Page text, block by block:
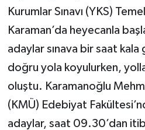
Kurumlar Sınavı (YKS)
Karaman’da heyecanla
adaylar sınava bir saat
doğru yola koyulurken,
oluştu. Karamanoğlu
(KMÜ) Edebiyat
adaylar, saat 09.30’dan